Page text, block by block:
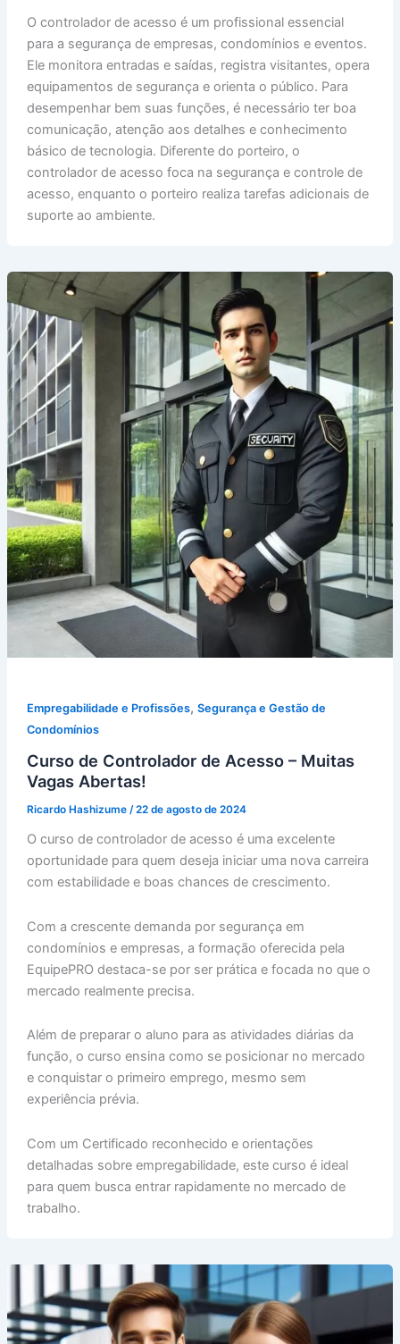
O controlador de acesso é um profissional essencial
para a segurança de empresas, condomínios e eventos.
Ele monitora entradas e saídas, registra visitantes, opera
equipamentos de segurança e orienta o público. Para
desempenhar bem suas funções, é necessário ter boa
comunicação, atenção aos detalhes e conhecimento
básico de tecnologia. Diferente do porteiro, o
controlador de acesso foca na segurança e controle de
acesso, enquanto o porteiro realiza tarefas adicionais de
suporte ao ambiente.
Empregabilidade e Profissões, Segurança e Gestão de
Condomínios
Curso de Controlador de Acesso – Muitas
Vagas Abertas!
Ricardo Hashizume /22 de agosto de 2024
O curso de controlador de acesso é uma excelente
oportunidade para quem deseja iniciar uma nova carreira
com estabilidade e boas chances de crescimento.
Com a crescente demanda por segurança em
condomínios e empresas, a formação oferecida pela
EquipePRO destaca-se por ser prática e focada no que o
mercado realmente precisa.
Além de preparar o aluno para as atividades diárias da
função, o curso ensina como se posicionar no mercado
e conquistar o primeiro emprego, mesmo sem
experiência prévia.
Com um Certificado reconhecido e orientações
detalhadas sobre empregabilidade, este curso é ideal
para quem busca entrar rapidamente no mercado de
trabalho.